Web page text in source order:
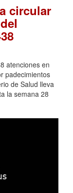
circular
atenciones en
padecimientos
de Salud lleva
la semana 28